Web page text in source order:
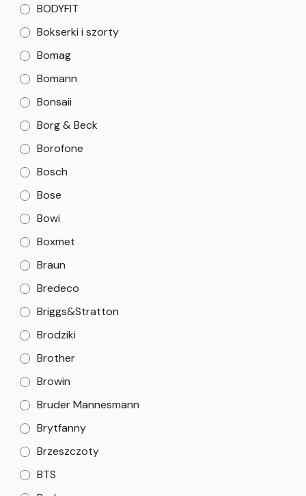
BODYFIT
Bokserki i szorty
Bomag
Bomann
Bonsaii
Borg & Beck
Borofone
Bosch
Bose
Bowi
Boxmet
Braun
Bredeco
Briggs&Stratton
Brodziki
Brother
Browin
Bruder Mannesmann
Brytfanny
Brzeszczoty
BTS